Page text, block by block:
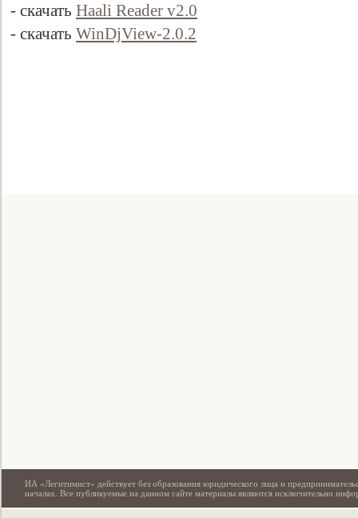
- скачать Haali Reader v2.0
- скачать WinDjView-2.0.2
ИА «Легитимист» действует без образования юридического лица и
началах. Все публикуемые на данном сайте материалы являются исключительно